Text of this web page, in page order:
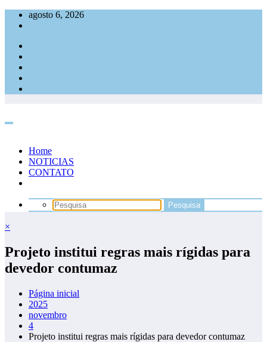
Pular
para
conteúdo
agosto 6, 2026
Home
NOTICIAS
CONTATO
×
Projeto institui regras mais rígidas para
devedor contumaz
Página inicial
2025
novembro
4
Projeto institui regras mais rígidas para devedor contumaz